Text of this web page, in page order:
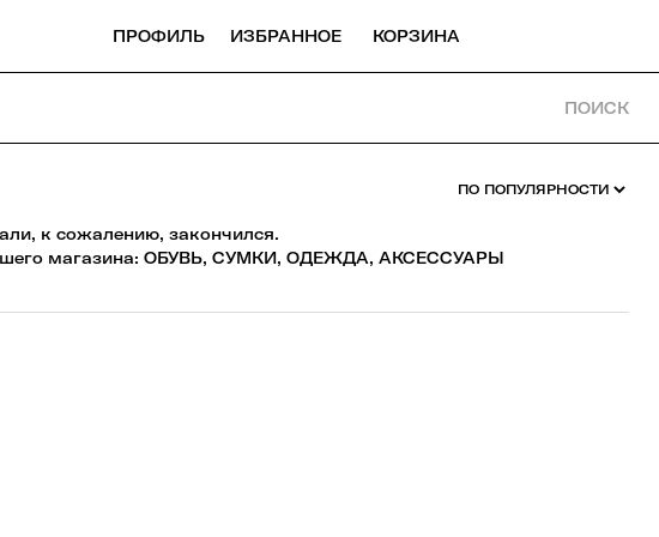
ПРОФИЛЬ ИЗБРАННОЕ КОРЗИНА
ПОИСК
к сожалению, закончился.
магазина: ОБУВЬ, СУМКИ, ОДЕЖДА, АКСЕССУАРЫ